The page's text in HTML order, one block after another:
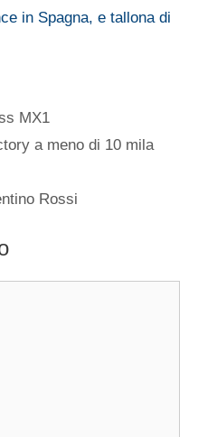
in Spagna, e tallona di
MX1
a meno di 10 mila
Rossi